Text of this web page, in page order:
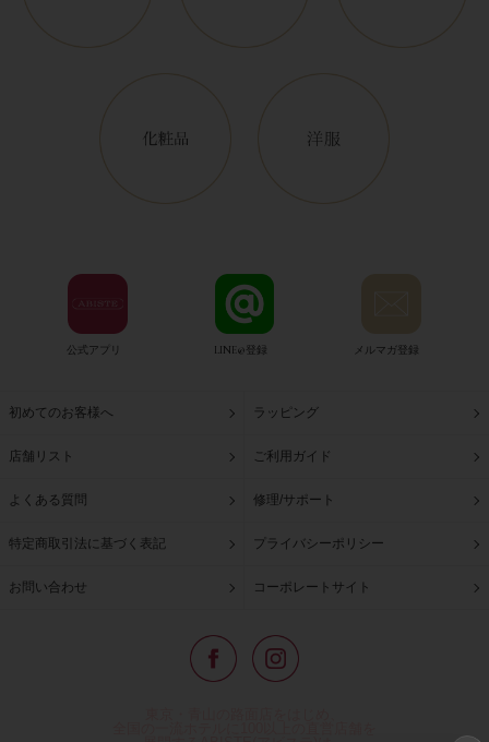
公式アプリ LINE@登録 メルマガ登録
初めてのお客様へ ラッピング
店舗リスト ご利用ガイド
よくある質問 修理/サポート
特定商取引法に基づく表記 プライバシーポリシー
お問い合わせ コーポレートサイト